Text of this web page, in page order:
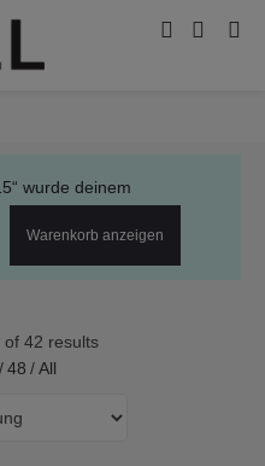
wurde deinem
Warenkorb anzeigen
of 42 results
/ 48 / All